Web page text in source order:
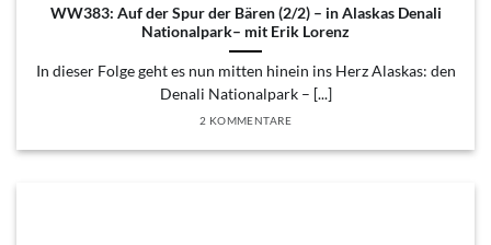
WW383: Auf der Spur der Bären (2/2) – in Alaskas Denali
Nationalpark– mit Erik Lorenz
In dieser Folge geht es nun mitten hinein ins Herz Alaskas: den
Denali Nationalpark – [...]
2 KOMMENTARE